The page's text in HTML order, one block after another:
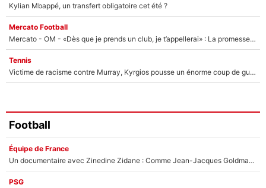
Kylian Mbappé, un transfert obligatoire cet été ?
Mercato Football
Mercato - OM - «Dès que je prends un club, je t’appellerai» : La promesse de Marcelino au moment de claquer la porte
Tennis
Victime de racisme contre Murray, Kyrgios pousse un énorme coup de gueule !
Football
Équipe de France
Un documentaire avec Zinedine Zidane : Comme Jean-Jacques Goldman et Mylène Farmer, le nouveau sélectionneur de l'équipe de France a recalé une journaliste très connue
PSG